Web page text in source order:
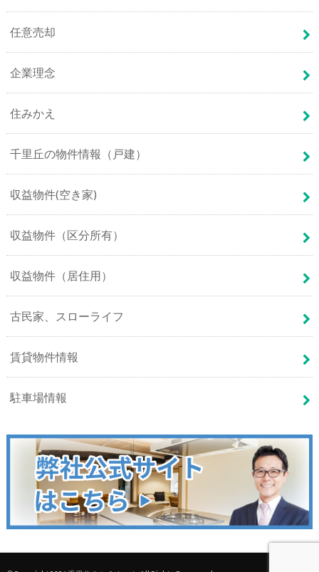
任意売却
企業理念
住みかえ
千里丘の物件情報（戸建）
収益物件(空き家)
収益物件（区分所有）
収益物件（居住用）
古民家、スローライフ
賃貸物件情報
駐車場情報